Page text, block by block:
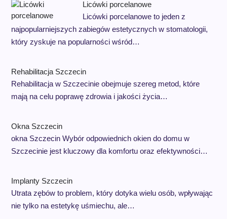
Licówki porcelanowe
Licówki porcelanowe to jeden z
najpopularniejszych zabiegów estetycznych w stomatologii,
który zyskuje na popularności wśród…
Rehabilitacja Szczecin
Rehabilitacja w Szczecinie obejmuje szereg metod, które
mają na celu poprawę zdrowia i jakości życia…
Okna Szczecin
okna Szczecin Wybór odpowiednich okien do domu w
Szczecinie jest kluczowy dla komfortu oraz efektywności…
Implanty Szczecin
Utrata zębów to problem, który dotyka wielu osób, wpływając
nie tylko na estetykę uśmiechu, ale…